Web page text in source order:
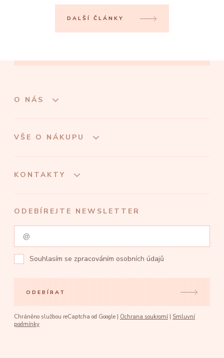
DALŠÍ ČLÁNKY
O NÁS
VŠE O NÁKUPU
KONTAKTY
ODEBÍREJTE NEWSLETTER
Souhlasím se zpracováním osobních údajů
ODEBÍRAT
Chráněno službou reCaptcha od Google | Ochrana soukromí
Smluvní
podmínky